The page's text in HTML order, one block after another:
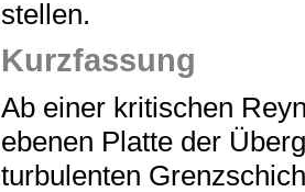
stellen.
Kurzfassung
Ab einer kritischen
ebenen Platte der
turbulenten